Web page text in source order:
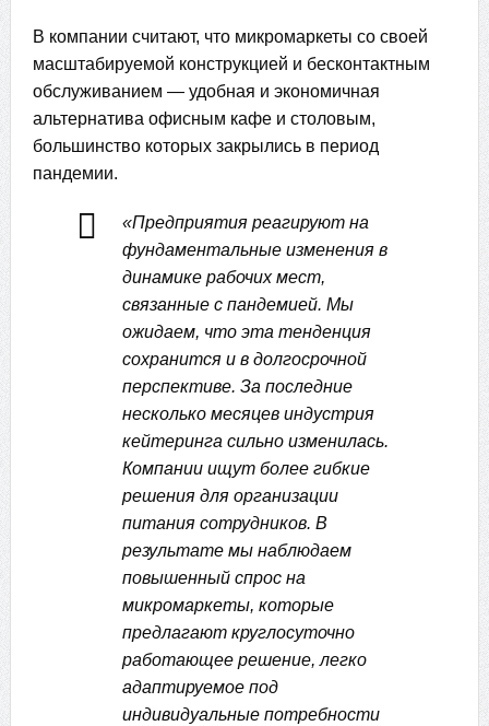
В компании считают, что микромаркеты со своей
масштабируемой конструкцией и бесконтактным
обслуживанием — удобная и экономичная
альтернатива офисным кафе и столовым,
большинство которых закрылись в период
пандемии.
«Предприятия реагируют на
фундаментальные изменения в
динамике рабочих мест,
связанные с пандемией. Мы
ожидаем, что эта тенденция
сохранится и в долгосрочной
перспективе. За последние
несколько месяцев индустрия
кейтеринга сильно изменилась.
Компании ищут более гибкие
решения для организации
питания сотрудников. В
результате мы наблюдаем
повышенный спрос на
микромаркеты, которые
предлагают круглосуточно
работающее решение, легко
адаптируемое под
индивидуальные потребности